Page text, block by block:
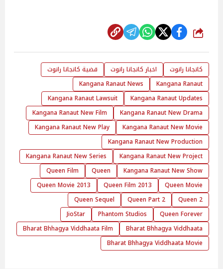
شارك
كانجانا رانوت اخبار كانجانا رانوت
قضية كانجانا رانوت
Kangana Ranaut
Kangana Ranaut News
Kangana Ranaut Updates
Kangana Ranaut Lawsuit
Kangana Ranaut New Drama
Kangana Ranaut New Film
Kangana Ranaut New Movie
Kangana Ranaut New Play
Kangana Ranaut New Production
Kangana Ranaut New Project
Kangana Ranaut New Series
Kangana Ranaut New Show
Queen
Queen Film
Queen Movie
Queen Film 2013
Queen Movie 2013
Queen 2
Queen Part 2
Queen Sequel
Queen Forever
Phantom Studios
JioStar
Bharat Bhhagya Viddhaata
Bharat Bhhagya Viddhaata Film
Bharat Bhhagya Viddhaata Movie